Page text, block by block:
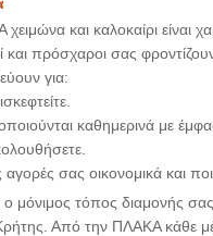
και καλοκαίρι είναι
και πρόσχαροι σας
για:
καθημερινά με
σας οικονομικά και
μόνιμος τόπος διαμονής σας
Από την ΠΛΑΚΑ κάθε